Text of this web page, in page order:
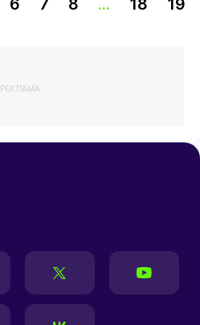
6 7 8 ... 18 19
РЕКЛАМА